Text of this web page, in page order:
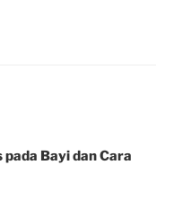
Bayi dan Cara